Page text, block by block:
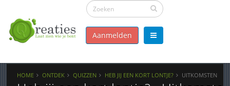
Aanmelden
HOME ONTDEK QUIZZEN HEB JIJ EEN KORT LONTJE? UITKOMSTEN